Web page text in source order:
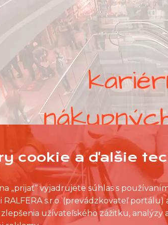
ZOZNAM
cookie a ďalšie
„prijať“ vyjadrujete súhlas s
RALFERA s.r.o. (prevádzkovateľ
užívateľského zážitku, analýzy